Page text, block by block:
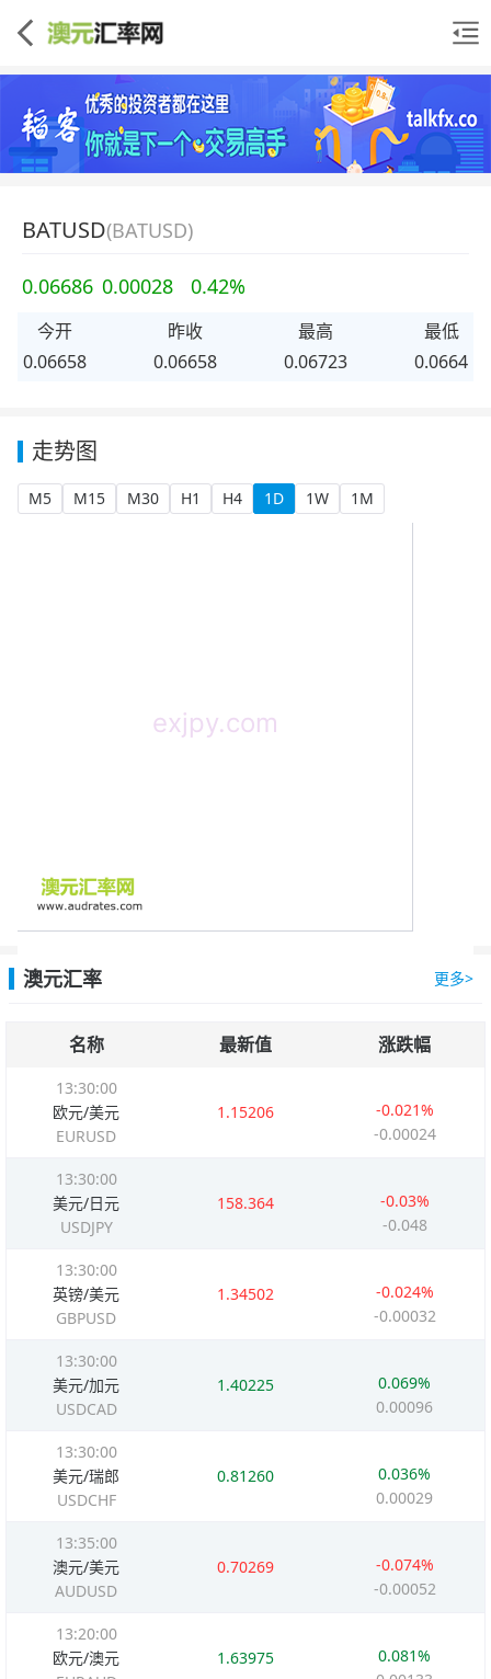
BATUSD(BATUSD)
0.06686 0.00028 0.42%
今开
0.06658
昨收
0.06658
最高
0.06723
最低
0.0664
走势图
M5 M15 M30 H1 H4 1D 1W 1M
澳元汇率 更多>
名称 最新值 涨跌幅
13:30:00
欧元/美元
EURUSD
1.15206
-0.021%
-0.00024
13:30:00
美元/日元
USDJPY
158.364
-0.03%
-0.048
13:30:00
英镑/美元
GBPUSD
1.34502
-0.024%
-0.00032
13:30:00
美元/加元
USDCAD
1.40225
0.069%
0.00096
13:30:00
美元/瑞郎
USDCHF
0.81260
0.036%
0.00029
13:35:00
澳元/美元
AUDUSD
0.70269
-0.074%
-0.00052
13:20:00
欧元/澳元
1.63975
0.081%